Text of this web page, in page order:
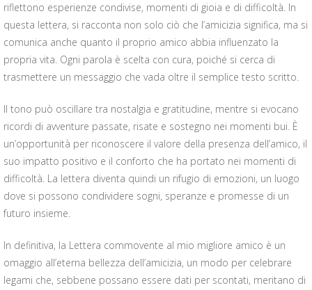
riflettono esperienze condivise, momenti di gioia e di difficoltà. In
questa lettera, si racconta non solo ciò che l’amicizia significa, ma si
comunica anche quanto il proprio amico abbia influenzato la
propria vita. Ogni parola è scelta con cura, poiché si cerca di
trasmettere un messaggio che vada oltre il semplice testo scritto.
Il tono può oscillare tra nostalgia e gratitudine, mentre si evocano
ricordi di avventure passate, risate e sostegno nei momenti bui. È
un’opportunità per riconoscere il valore della presenza dell’amico, il
suo impatto positivo e il conforto che ha portato nei momenti di
difficoltà. La lettera diventa quindi un rifugio di emozioni, un luogo
dove si possono condividere sogni, speranze e promesse di un
futuro insieme.
In definitiva, la Lettera commovente al mio migliore amico è un
omaggio all’eterna bellezza dell’amicizia, un modo per celebrare
legami che, sebbene possano essere dati per scontati, meritano di